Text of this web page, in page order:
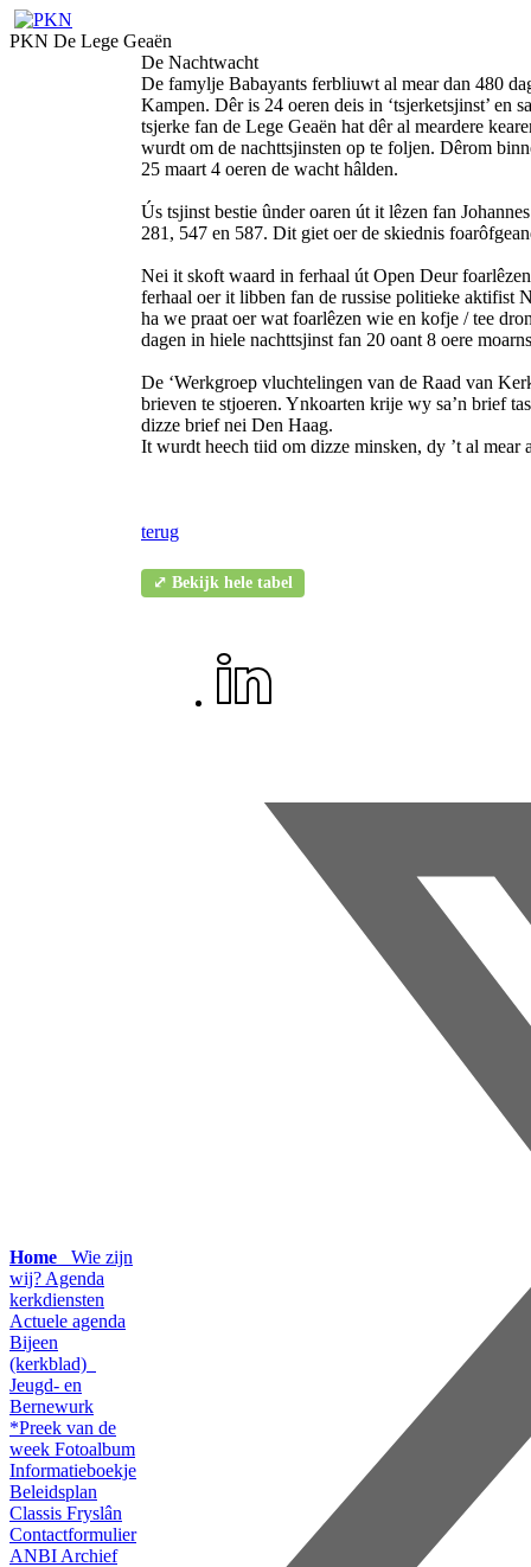
PKN De Lege Geaën
Home
Wie zijn
wij? Agenda
kerkdiensten
Actuele agenda
Bijeen
(kerkblad)
Jeugd- en
Bernewurk
*Preek van de
week Fotoalbum
Informatieboekje
Beleidsplan
Classis Fryslân
Contactformulier
ANBI Archief
De Nachtwacht
De famylje Babayants ferbliuwt al mear dan 480
Kampen. Dêr is 24 oeren deis in ‘tsjerketsjinst’ en
tsjerke fan de Lege Geaën hat dêr al meardere
wurdt om de nachttsjinsten op te foljen. Dêrom
25 maart 4 oeren de wacht hâlden.
Ús tsjinst bestie ûnder oaren út it lêzen fan
281, 547 en 587. Dit giet oer de skiednis
Nei it skoft waard in ferhaal út Open Deur
ferhaal oer it libben fan de russise politieke aktifist
ha we praat oer wat foarlêzen wie en kofje / tee
dagen in hiele nachttsjinst fan 20 oant 8 oere
De ‘Werkgroep vluchtelingen van de Raad van
brieven te stjoeren. Ynkoarten krije wy sa’n brief
dizze brief nei Den Haag.
It wurdt heech tiid om dizze minsken, dy ’t al
terug
⤢ Bekijk hele tabel